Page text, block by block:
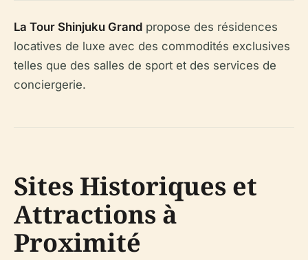
La Tour Shinjuku Grand propose des résidences
locatives de luxe avec des commodités exclusives
telles que des salles de sport et des services de
conciergerie.
Sites Historiques et
Attractions à
Proximité